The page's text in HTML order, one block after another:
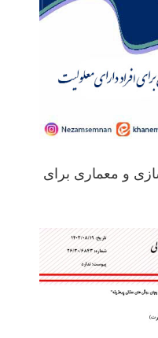
و معماری برای